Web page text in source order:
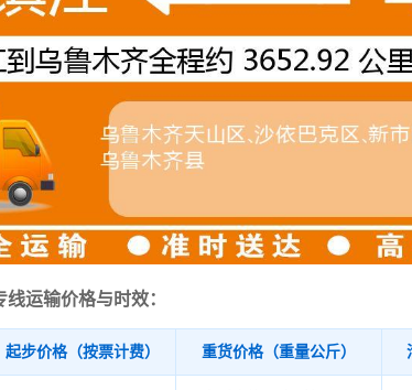
运输价格与时效：
起步价格（按票计费） 重货价格（重量公斤）